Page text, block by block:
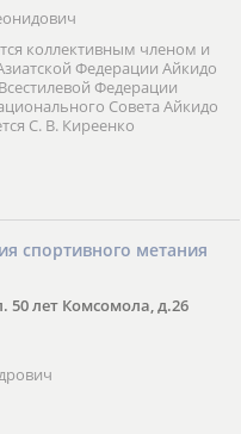
коллективным членом и
Федерации Айкидо
Федерации
Совета Айкидо
С. В. Киреенко
спортивного метания
50 лет Комсомола, д.26